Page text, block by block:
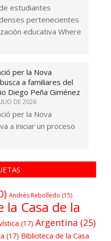
estudiantes
pertenecientes
educativa Where
per la Nova
a familiares del
Diego Peña Giménez
DE 2026
per la Nova
a iniciar un proceso
Andrés Rebolledo (15)
la Casa de la
(17) Argentina (25)
(17) Biblioteca de la Casa